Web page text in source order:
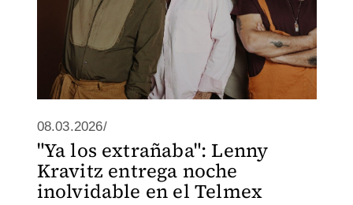
08.03.2026/
"Ya los extrañaba": Lenny
Kravitz entrega noche
inolvidable en el Telmex